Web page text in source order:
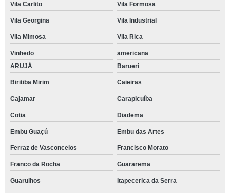
Vila Carlito Vila Formosa
Vila Georgina Vila Industrial
Vila Mimosa Vila Rica
Vinhedo
americana
ARUJÁ
Barueri
Biritiba Mirim Caieiras
Cajamar Carapicuíba
Cotia Diadema
Embu Guaçú Embu das Artes
Ferraz de Vasconcelos Francisco Morato
Franco da Rocha Guararema
Guarulhos Itapecerica da Serra